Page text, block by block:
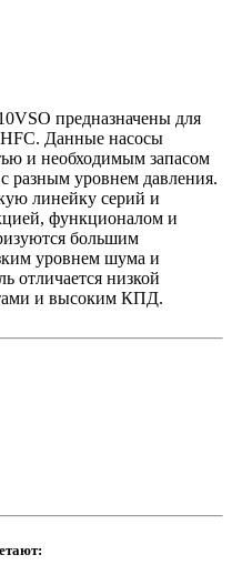
предназначены для
Данные насосы
и необходимым запасом
разным уровнем давления.
линейку серий и
функционалом и
большим
уровнем шума и
отличается низкой
и высоким КПД.